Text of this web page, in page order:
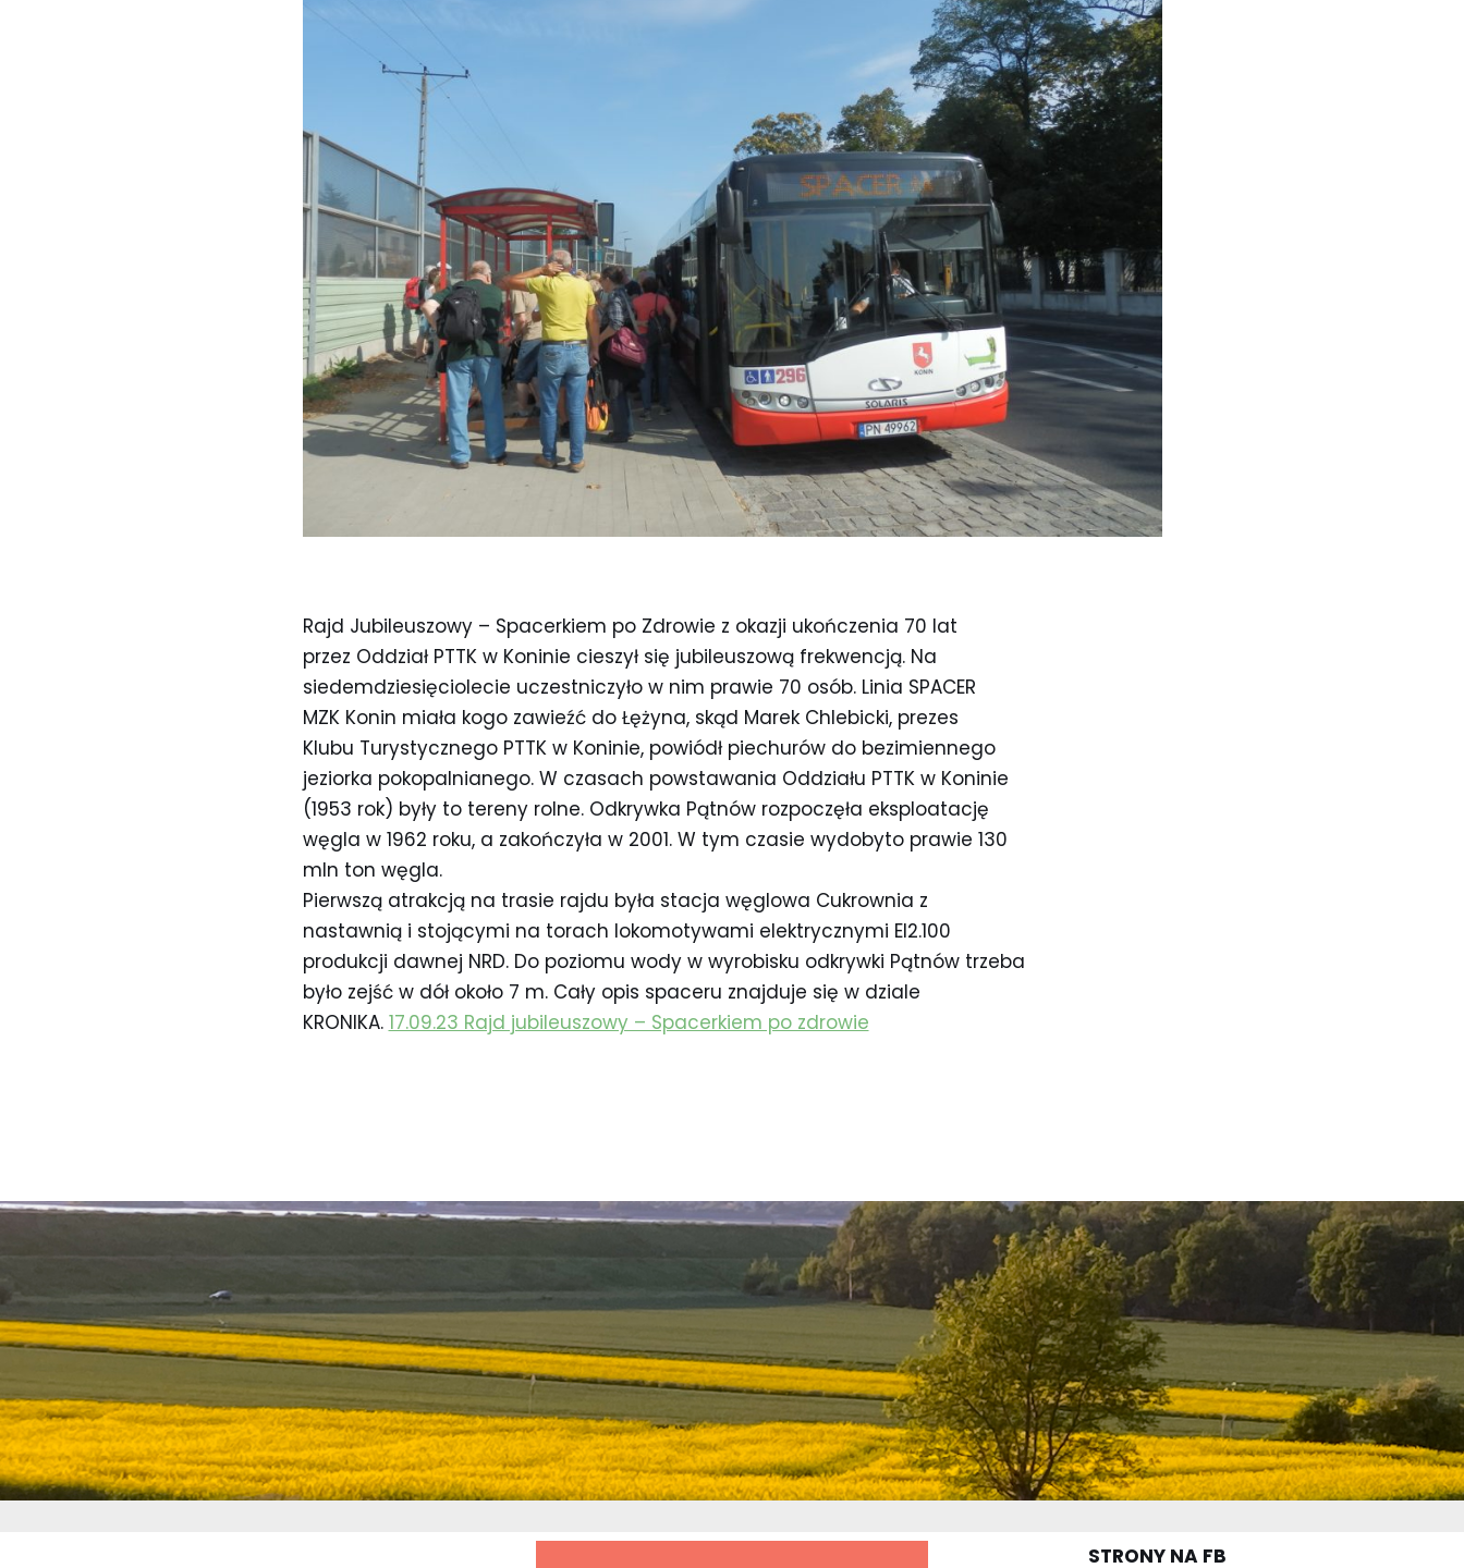
Rajd Jubileuszowy – Spacerkiem po Zdrowie z okazji ukończenia 70 lat
przez Oddział PTTK w Koninie cieszył się jubileuszową frekwencją. Na
siedemdziesięciolecie uczestniczyło w nim prawie 70 osób. Linia SPACER
MZK Konin miała kogo zawieźć do Łężyna, skąd Marek Chlebicki, prezes
Klubu Turystycznego PTTK w Koninie, powiódł piechurów do bezimiennego
jeziorka pokopalnianego. W czasach powstawania Oddziału PTTK w Koninie
(1953 rok) były to tereny rolne. Odkrywka Pątnów rozpoczęła eksploatację
węgla w 1962 roku, a zakończyła w 2001. W tym czasie wydobyto prawie 130
mln ton węgla.
Pierwszą atrakcją na trasie rajdu była stacja węglowa Cukrownia z
nastawnią i stojącymi na torach lokomotywami elektrycznymi El2.100
produkcji dawnej NRD. Do poziomu wody w wyrobisku odkrywki Pątnów trzeba
było zejść w dół około 7 m. Cały opis spaceru znajduje się w dziale
KRONIKA. 17.09.23 Rajd jubileuszowy – Spacerkiem po zdrowie
STRONY NA FB